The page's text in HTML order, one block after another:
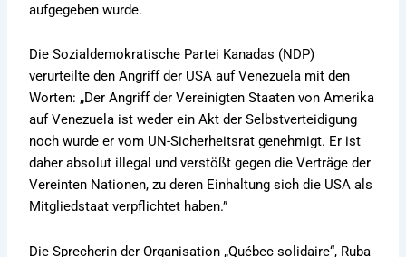
aufgegeben wurde.
Die Sozialdemokratische Partei Kanadas (NDP)
verurteilte den Angriff der USA auf Venezuela mit den
Worten: „Der Angriff der Vereinigten Staaten von Amerika
auf Venezuela ist weder ein Akt der Selbstverteidigung
noch wurde er vom UN-Sicherheitsrat genehmigt. Er ist
daher absolut illegal und verstößt gegen die Verträge der
Vereinten Nationen, zu deren Einhaltung sich die USA als
Mitgliedstaat verpflichtet haben.”
Die Sprecherin der Organisation „Québec solidaire“, Ruba